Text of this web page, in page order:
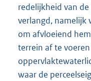
redelijkheid van
verlangd, namelijk
om afvloeiend
terrein af te
waar de